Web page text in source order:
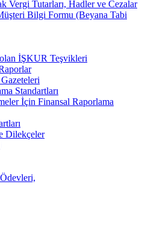
Vergi Tutarları, Hadler ve Cezalar
Bilgi Formu (Beyana Tabi
İŞKUR Teşvikleri
Standartları
İçin Finansal Raporlama
Dilekçeler